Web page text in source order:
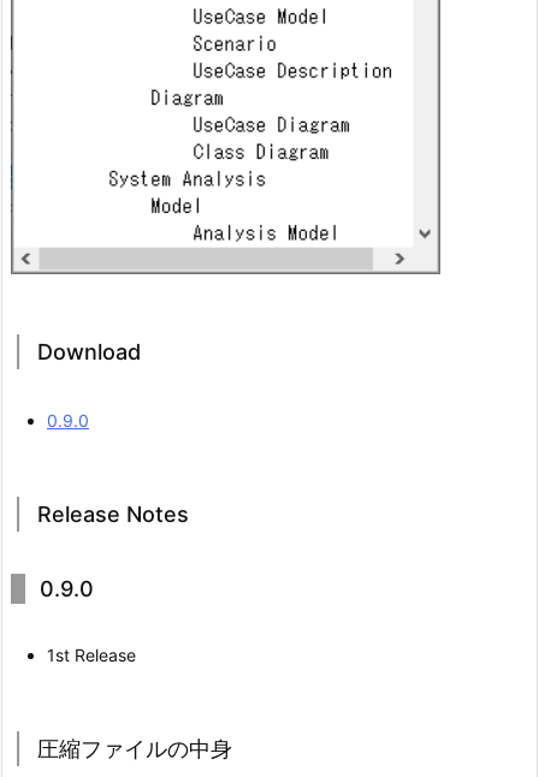
Download
0.9.0
Release Notes
0.9.0
1st Release
圧縮ファイルの中身